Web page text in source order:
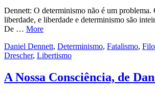
Dennett: O determinismo não é um problema.
liberdade, e liberdade e determinismo são
De … More
Daniel Dennett, Determinismo, Fatalismo,
Drescher, Libertismo
A Nossa Consciência, de